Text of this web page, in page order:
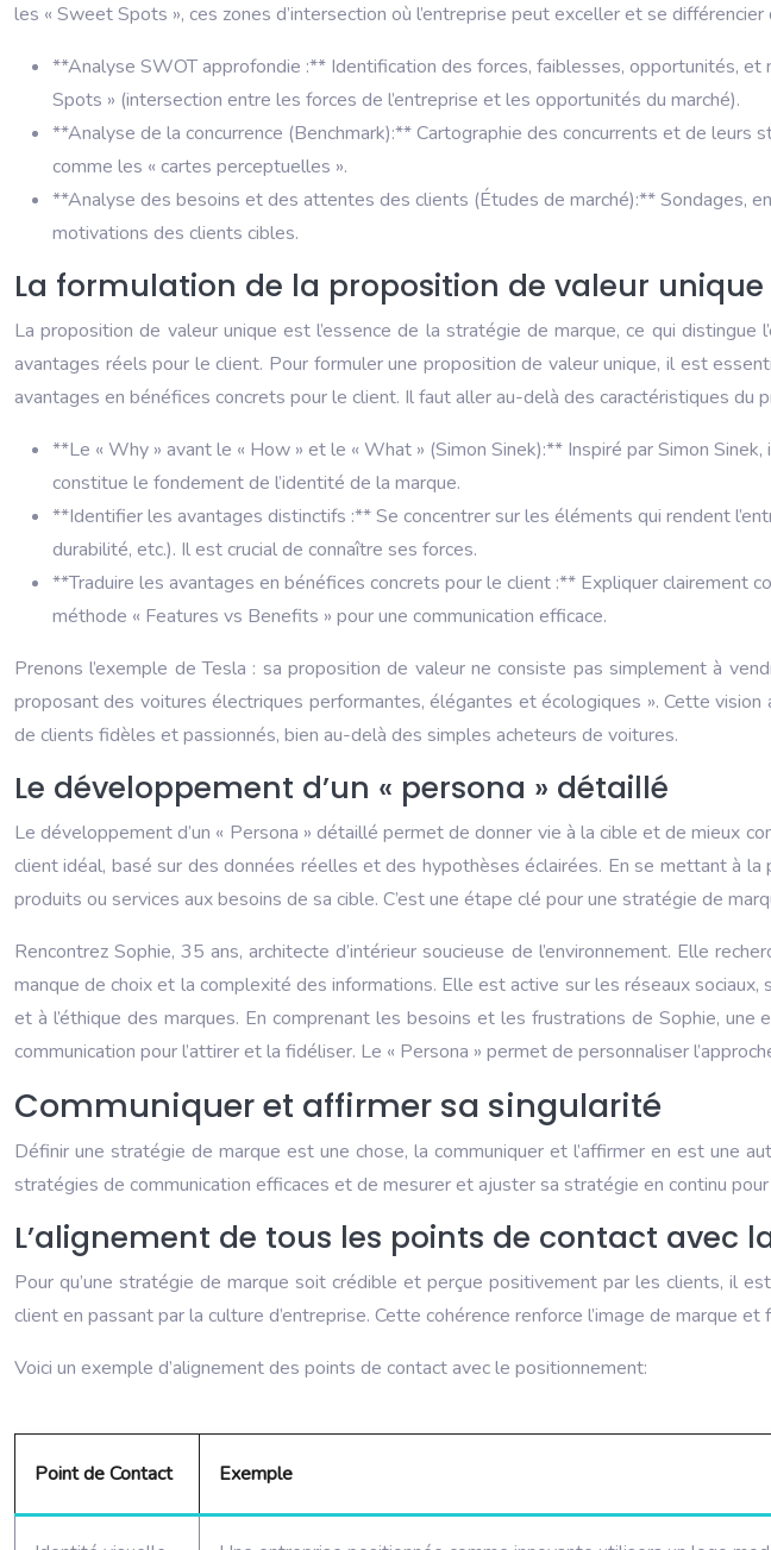
les « Sweet Spots », ces zones d’intersection où l’entreprise peut exceller et se différencier
**Analyse SWOT approfondie :** Identification des forces, faiblesses, opportunités, et
Spots » (intersection entre les forces de l’entreprise et les opportunités du marché).
**Analyse de la concurrence (Benchmark):** Cartographie des concurrents et de
comme les « cartes perceptuelles ».
**Analyse des besoins et des attentes des clients (Études de marché):** Sondages,
motivations des clients cibles.
La formulation de la proposition de valeur unique
La proposition de valeur unique est l’essence de la stratégie de marque, ce qui
avantages réels pour le client. Pour formuler une proposition de valeur unique, il est
avantages en bénéfices concrets pour le client. Il faut aller au-delà des caractéristiques
**Le « Why » avant le « How » et le « What » (Simon Sinek):** Inspiré par Simon
constitue le fondement de l’identité de la marque.
**Identifier les avantages distinctifs :** Se concentrer sur les éléments qui rendent
durabilité, etc.). Il est crucial de connaître ses forces.
**Traduire les avantages en bénéfices concrets pour le client :** Expliquer clairement
méthode « Features vs Benefits » pour une communication efficace.
Prenons l’exemple de Tesla : sa proposition de valeur ne consiste pas simplement à
proposant des voitures électriques performantes, élégantes et écologiques ». Cette
de clients fidèles et passionnés, bien au-delà des simples acheteurs de voitures.
Le développement d’un « persona » détaillé
Le développement d’un « Persona » détaillé permet de donner vie à la cible et de mieux
client idéal, basé sur des données réelles et des hypothèses éclairées. En se mettant à
produits ou services aux besoins de sa cible. C’est une étape clé pour une stratégie de
Rencontrez Sophie, 35 ans, architecte d’intérieur soucieuse de l’environnement. Elle
manque de choix et la complexité des informations. Elle est active sur les réseaux
et à l’éthique des marques. En comprenant les besoins et les frustrations de Sophie,
communication pour l’attirer et la fidéliser. Le « Persona » permet de personnaliser
Communiquer et affirmer sa singularité
Définir une stratégie de marque est une chose, la communiquer et l’affirmer en est
stratégies de communication efficaces et de mesurer et ajuster sa stratégie en continu
L’alignement de tous les points de contact avec
Pour qu’une stratégie de marque soit crédible et perçue positivement par les clients, il
client en passant par la culture d’entreprise. Cette cohérence renforce l’image de marque
Voici un exemple d’alignement des points de contact avec le positionnement:
Point de Contact Exemple